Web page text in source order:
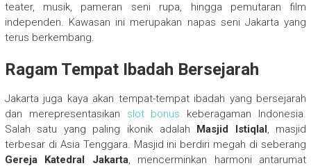
teater, musik, pameran seni rupa, hingga pemutaran film
independen. Kawasan ini merupakan napas seni Jakarta yang
terus berkembang.
Ragam Tempat Ibadah Bersejarah
Jakarta juga kaya akan tempat-tempat ibadah yang bersejarah
dan merepresentasikan slot bonus keberagaman Indonesia.
Salah satu yang paling ikonik adalah
Masjid Istiqlal , masjid
terbesar di Asia Tenggara. Masjid ini berdiri megah di seberang
Gereja Katedral Jakarta, mencerminkan harmoni antarumat